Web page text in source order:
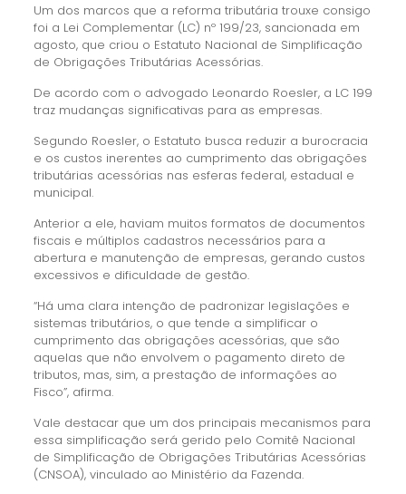
Um dos marcos que a reforma tributária trouxe consigo
foi a Lei Complementar (LC) nº 199/23, sancionada em
agosto, que criou o Estatuto Nacional de Simplificação
de Obrigações Tributárias Acessórias.
De acordo com o advogado Leonardo Roesler, a LC 199
traz mudanças significativas para as empresas.
Segundo Roesler, o Estatuto busca reduzir a burocracia
e os custos inerentes ao cumprimento das obrigações
tributárias acessórias nas esferas federal, estadual e
municipal.
Anterior a ele, haviam muitos formatos de documentos
fiscais e múltiplos cadastros necessários para a
abertura e manutenção de empresas, gerando custos
excessivos e dificuldade de gestão.
“Há uma clara intenção de padronizar legislações e
sistemas tributários, o que tende a simplificar o
cumprimento das obrigações acessórias, que são
aquelas que não envolvem o pagamento direto de
tributos, mas, sim, a prestação de informações ao
Fisco”, afirma.
Vale destacar que um dos principais mecanismos para
essa simplificação será gerido pelo Comitê Nacional
de Simplificação de Obrigações Tributárias Acessórias
(CNSOA), vinculado ao Ministério da Fazenda.